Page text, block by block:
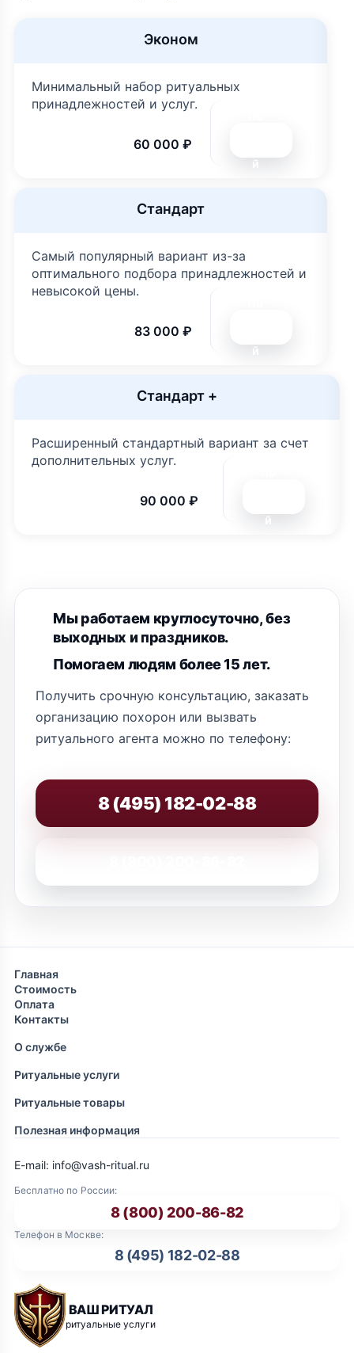
Эконом
Минимальный набор ритуальных
принадлежностей и услуг.
60 000 ₽
й
Стандарт
Самый популярный вариант из-за
оптимального подбора принадлежностей и
невысокой цены.
83 000 ₽
й
Стандарт +
Расширенный стандартный вариант за счет
дополнительных услуг.
90 000 ₽
й
Мы работаем круглосуточно, без
выходных и праздников.
Помогаем людям более 15 лет.
Получить срочную консультацию, заказать
организацию похорон или вызвать
ритуального агента можно по телефону:
8 (495) 182-02-88
Главная
Стоимость
Оплата
Контакты
О службе
Ритуальные услуги
Ритуальные товары
Полезная информация
ВАШ РИТУАЛ
ритуальные услуги
Бесплатно по России:
8 (800) 200-86-82
Телефон в Москве:
8 (495) 182-02-88
E-mail: info@vash-ritual.ru